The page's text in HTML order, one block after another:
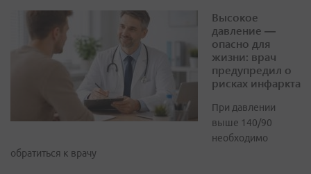
Высокое
давление —
опасно для
жизни: врач
предупредил о
рисках инфаркта
При давлении
выше 140/90
необходимо
обратиться к врачу